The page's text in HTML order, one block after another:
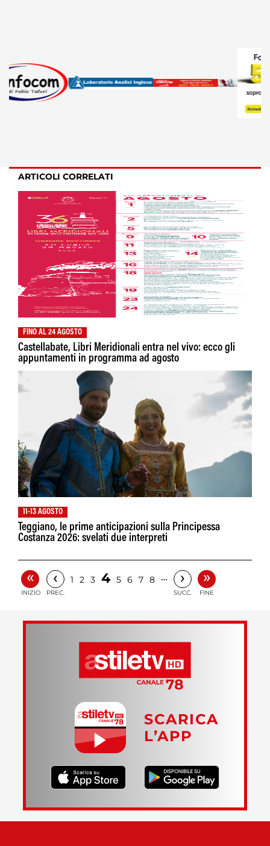
ARTICOLI CORRELATI
FINO AL 24 AGOSTO
Castellabate, Libri Meridionali entra nel vivo: ecco gli
appuntamenti in programma ad agosto
11-13 AGOSTO
Teggiano, le prime anticipazioni sulla Principessa
Costanza 2026: svelati due interpreti
«
INIZIO
‹
PREC.
1 2 3 4 5 6 7 8 … ›
SUCC.
»
FINE
SCARICA
L’APP